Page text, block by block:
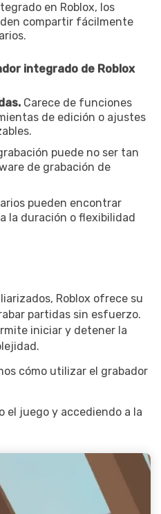
en Roblox, los
compartir fácilmente
integrado de Roblox
Carece de funciones
de edición o ajustes
puede no ser tan
de grabación de
pueden encontrar
la duración o flexibilidad
Roblox ofrece su
partidas sin esfuerzo.
iniciar y detener la
cómo utilizar el grabador
el juego y accediendo a la